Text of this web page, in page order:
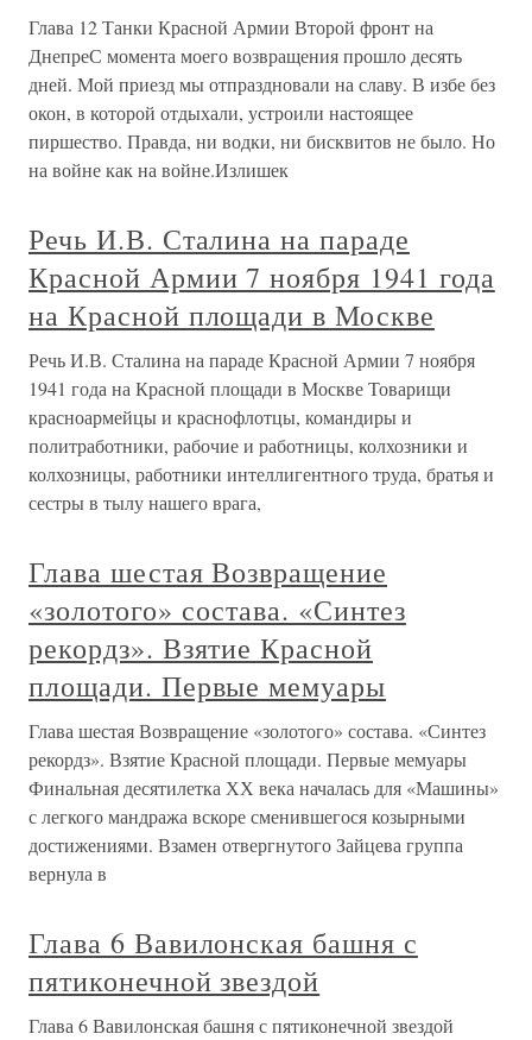
Глава 12 Танки Красной Армии Второй фронт на
ДнепреС момента моего возвращения прошло десять
дней. Мой приезд мы отпраздновали на славу. В избе без
окон, в которой отдыхали, устроили настоящее
пиршество. Правда, ни водки, ни бисквитов не было. Но
на войне как на войне.Излишек
Речь И.В. Сталина на параде
Красной Армии 7 ноября 1941 года
на Красной площади в Москве
Речь И.В. Сталина на параде Красной Армии 7 ноября
1941 года на Красной площади в Москве Товарищи
красноармейцы и краснофлотцы, командиры и
политработники, рабочие и работницы, колхозники и
колхозницы, работники интеллигентного труда, братья и
сестры в тылу нашего врага,
Глава шестая Возвращение
«золотого» состава. «Синтез
рекордз». Взятие Красной
площади. Первые мемуары
Глава шестая Возвращение «золотого» состава. «Синтез
рекордз». Взятие Красной площади. Первые мемуары
Финальная десятилетка ХХ века началась для «Машины»
с легкого мандража вскоре сменившегося козырными
достижениями. Взамен отвергнутого Зайцева группа
вернула в
Глава 6 Вавилонская башня с
пятиконечной звездой
Глава 6 Вавилонская башня с пятиконечной звездой